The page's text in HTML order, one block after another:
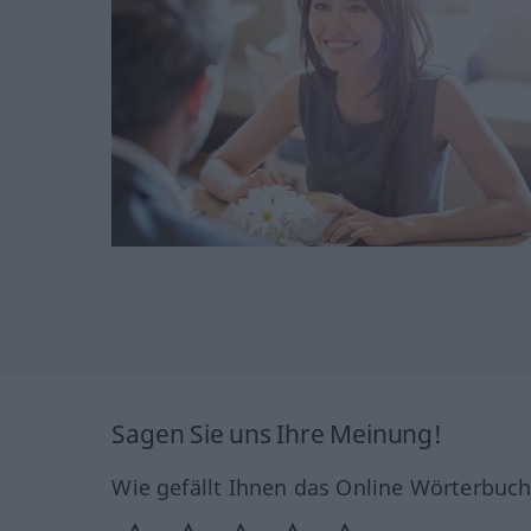
Sagen Sie uns Ihre Meinung!
Wie gefällt Ihnen das Online